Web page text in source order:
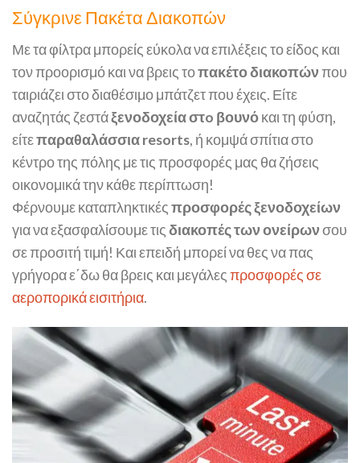
Σύγκρινε Πακέτα Διακοπών
Με τα φίλτρα μπορείς εύκολα να επιλέξεις το είδος και
τον προορισμό και να βρεις τοπακέτο διακοπώνπου
ταιριάζει στο διαθέσιμο μπάτζετ που έχεις. Είτε
αναζητάς ζεστάξενοδοχεία στo βουνόκαι τη φύση,
είτεπαραθαλάσσια resorts, ή κομψά σπίτια στο
κέντρο της πόλης με τις προσφορές μας θα ζήσεις
οικονομικά την κάθε περίπτωση!
Φέρνουμε καταπληκτικέςπροσφορές ξενοδοχείων
για να εξασφαλίσουμε τιςδιακοπές των ονείρωνσου
σε προσιτή τιμή! Και επειδή μπορεί να θες να πας
γρήγορα ε΄δω θα βρεις και μεγάλεςπροσφορές σε
αεροπορικά εισιτήρια.